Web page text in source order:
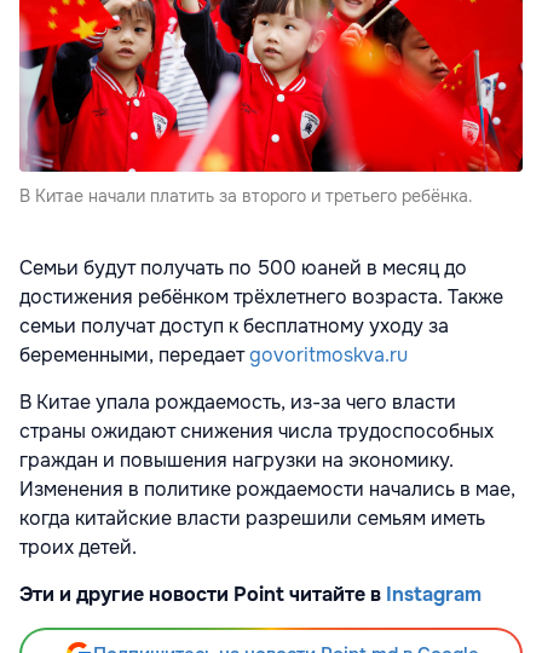
В Китае начали платить за второго и третьего ребёнка.
Семьи будут получать по 500 юаней в месяц до
достижения ребёнком трёхлетнего возраста. Также
семьи получат доступ к бесплатному уходу за
беременными, передаетgovoritmoskva.ru
В Китае упала рождаемость, из-за чего власти
страны ожидают снижения числа трудоспособных
граждан и повышения нагрузки на экономику.
Изменения в политике рождаемости начались в мае,
когда китайские власти разрешили семьям иметь
троих детей.
Эти и другие новости Point читайте в Instagram